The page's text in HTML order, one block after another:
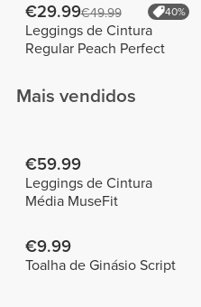
€29.99€49.99 40%
Leggings de Cintura
Regular Peach Perfect
Mais vendidos
€59.99
Leggings de Cintura
Média MuseFit
€9.99
Toalha de Ginásio Script